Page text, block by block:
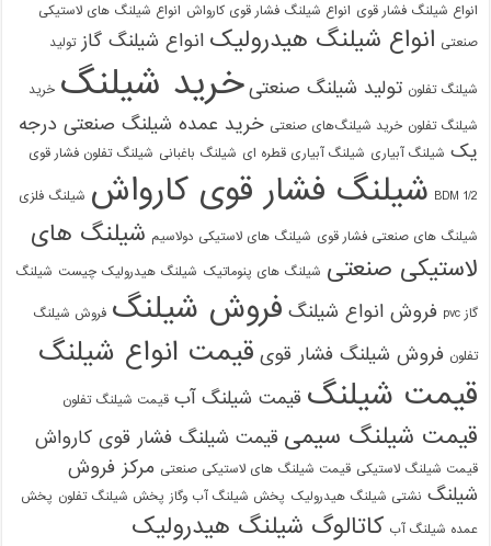
انواع شیلنگ فشار قوی انواع شیلنگ فشار قوی کارواش انواع شیلنگ های لاستیکی
صنعتی انواع شیلنگ هیدرولیک انواع شیلنگ گاز تولید
شیلنگ تفلون تولید شیلنگ صنعتی خرید شیلنگ خرید
شیلنگ تفلون خرید شیلنگ‌های صنعتی خرید عمده شیلنگ صنعتی درجه
یک شیلنگ آبیاری شیلنگ آبیاری قطره ای شیلنگ باغبانی شیلنگ تفلون فشار قوی
1/2 BDM شیلنگ فشار قوی کارواش شیلنگ فلزی
شیلنگ های صنعتی فشار قوی شیلنگ های لاستیکی دولاسیم شیلنگ های
لاستیکی صنعتی شیلنگ های پنوماتیک شیلنگ هیدرولیک چیست شیلنگ
گاز pvc فروش انواع شیلنگ فروش شیلنگ فروش شیلنگ
تفلون فروش شیلنگ فشار قوی قیمت انواع شیلنگ
قیمت شیلنگ قیمت شیلنگ آب قیمت شیلنگ تفلون
قیمت شیلنگ سیمی قیمت شیلنگ فشار قوی کارواش
قیمت شیلنگ لاستیکی قیمت شیلنگ های لاستیکی صنعتی مرکز فروش
شیلنگ نشتی شیلنگ هیدرولیک پخش شیلنگ آب وگاز پخش شیلنگ تفلون پخش
عمده شیلنگ آب کاتالوگ شیلنگ هیدرولیک